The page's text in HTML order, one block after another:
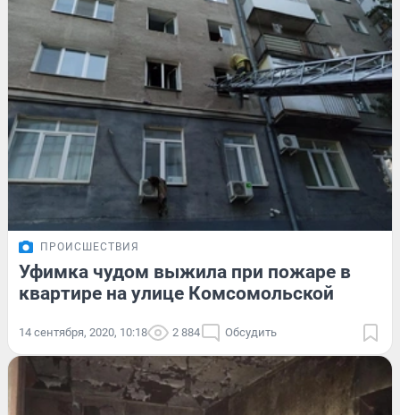
ПРОИСШЕСТВИЯ
Уфимка чудом выжила при пожаре в
квартире на улице Комсомольской
14 сентября, 2020, 10:18 2 884 Обсудить